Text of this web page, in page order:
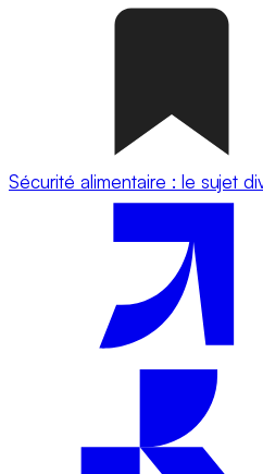
Sécurité alimentaire : le sujet